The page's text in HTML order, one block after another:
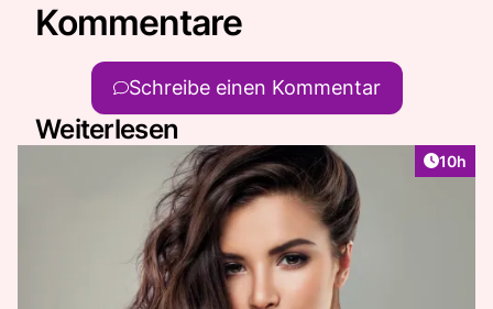
Kommentare
Schreibe einen Kommentar
Weiterlesen
Artikel
10h